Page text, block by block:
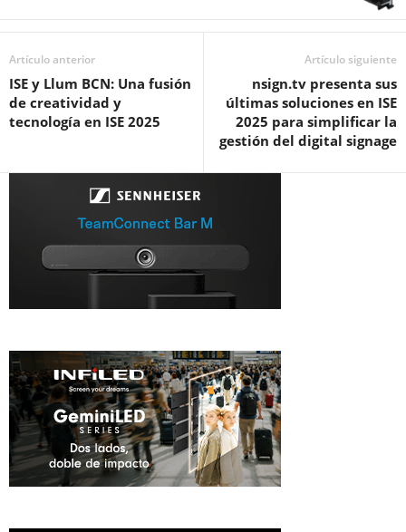
Artículo anterior
ISE y Llum BCN: Una fusión
de creatividad y
tecnología en ISE 2025
Artículo siguiente
nsign.tv presenta sus
últimas soluciones en ISE
2025 para simplificar la
gestión del digital signage